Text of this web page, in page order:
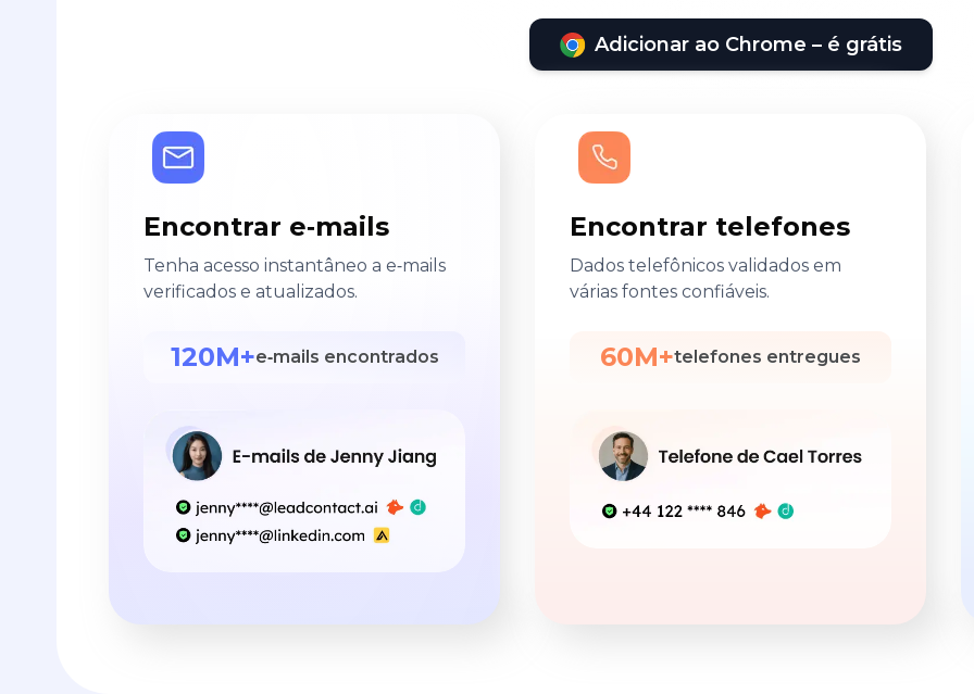
Adicionar ao Chrome – é grátis
Encontrar e‑mails
Tenha acesso instantâneo a e‑mails
verificados e atualizados.
120M+e‑mails encontrados
Encontrar telefones
Dados telefônicos validados em
várias fontes confiáveis.
60M+telefones entregues